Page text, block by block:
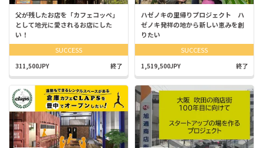
父が残したお店を「カフェコッペ」
として地元に愛されるお店にした
い！
SUCCESS
311,500JPY 終了
ハゼノキの里帰りプロジェクト ハ
ゼノキ発祥の地から新しい恵みを創
りたい
SUCCESS
1,519,500JPY 終了